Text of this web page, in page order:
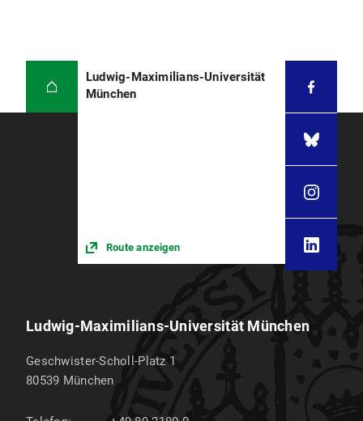
Ludwig-Maximilians-Universität
München
Route anzeigen
Ludwig-Maximilians-Universität München
Geschwister-Scholl-Platz 1
80539 München